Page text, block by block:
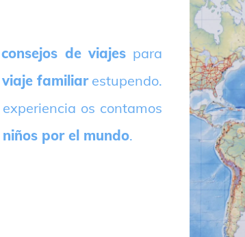
consejos de viajes para
viaje familiarestupendo.
os contamos
por el mundo.